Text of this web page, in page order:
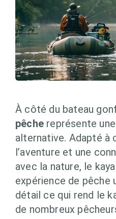
À côté du bateau
pêche représente
alternative. Adapté à
l’aventure et une
avec la nature, le
expérience de pêche
détail ce qui rend le
de nombreux